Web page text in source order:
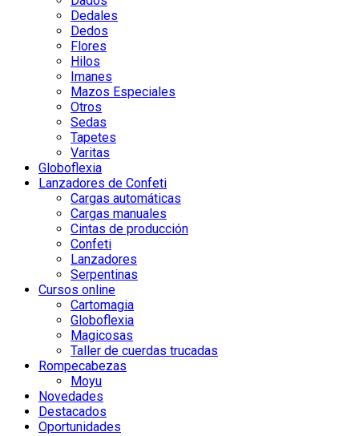
Dedales
Dedos
Flores
Hilos
Imanes
Mazos Especiales
Otros
Sedas
Tapetes
Varitas
Globoflexia
Lanzadores de Confeti
Cargas automáticas
Cargas manuales
Cintas de producción
Confeti
Lanzadores
Serpentinas
Cursos online
Cartomagia
Globoflexia
Magicosas
Taller de cuerdas trucadas
Rompecabezas
Moyu
Novedades
Destacados
Oportunidades